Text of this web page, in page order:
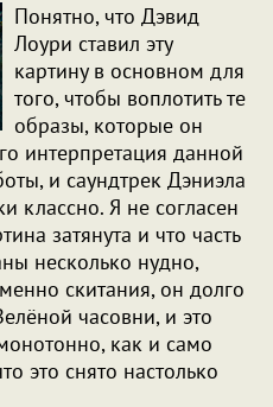
Понятно, что Дэвид
Лоури ставил эту
картину в основном для
того, чтобы воплотить те
образы, которые он
интерпретация данной
и саундтрек Дэниэла
классно. Я не согласен
затянута и что часть
несколько нудно,
скитания, он долго
часовни, и это
как и само
это снято настолько